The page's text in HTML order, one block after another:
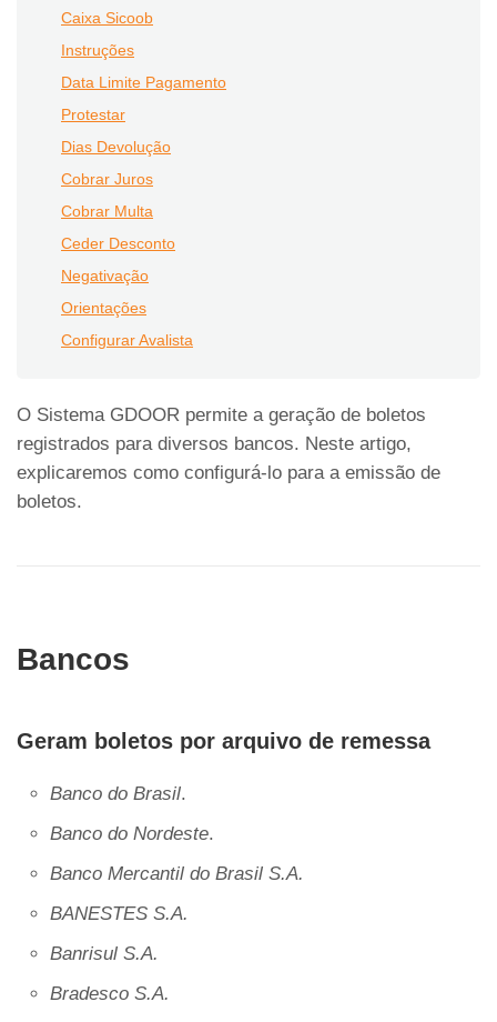
Caixa Sicoob
Instruções
Data Limite Pagamento
Protestar
Dias Devolução
Cobrar Juros
Cobrar Multa
Ceder Desconto
Negativação
Orientações
Configurar Avalista
O Sistema GDOOR permite a geração de boletos
registrados para diversos bancos. Neste artigo,
explicaremos como configurá-lo para a emissão de
boletos.
Bancos
Geram boletos por arquivo de remessa
Banco do Brasil.
Banco do Nordeste.
Banco Mercantil do Brasil S.A.
BANESTES S.A.
Banrisul S.A.
Bradesco S.A.